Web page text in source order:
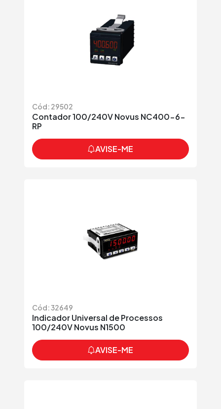
Cód: 29502
Contador 100/240V Novus NC400-6-
RP
AVISE-ME
Cód: 32649
Indicador Universal de Processos
100/240V Novus N1500
AVISE-ME